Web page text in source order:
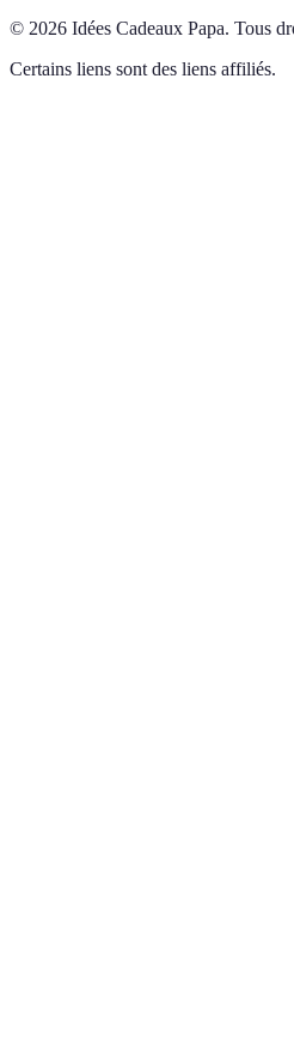
© 2026 Idées Cadeaux Papa. Tous
Certains liens sont des liens affiliés.